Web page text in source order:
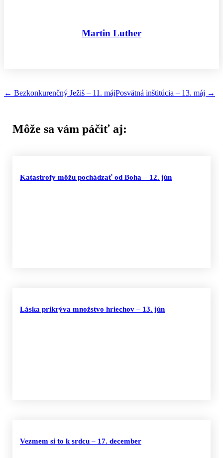
Martin Luther
← Bezkonkurenčný Ježiš – 11. májPosvätná inštitúcia – 13. máj →
Môže sa vám páčiť aj:
Katastrofy môžu pochádzať od Boha – 12. jún
Láska prikrýva množstvo hriechov – 13. jún
Vezmem si to k srdcu – 17. december